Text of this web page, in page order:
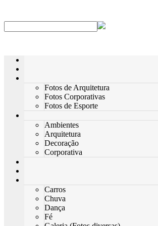
Fotos de Arquitetura
Fotos Corporativas
Fotos de Esporte
Ambientes
Arquitetura
Decoração
Corporativa
Carros
Chuva
Dança
Fé